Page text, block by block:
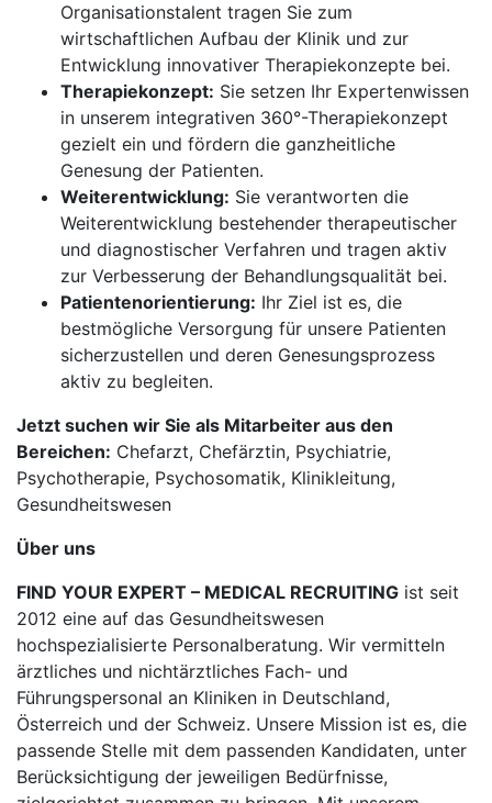
Organisationstalent tragen Sie zum
wirtschaftlichen Aufbau der Klinik und zur
Entwicklung innovativer Therapiekonzepte bei.
Therapiekonzept: Sie setzen Ihr Expertenwissen
in unserem integrativen 360°-Therapiekonzept
gezielt ein und fördern die ganzheitliche
Genesung der Patienten.
Weiterentwicklung: Sie verantworten die
Weiterentwicklung bestehender therapeutischer
und diagnostischer Verfahren und tragen aktiv
zur Verbesserung der Behandlungsqualität bei.
Patientenorientierung: Ihr Ziel ist es, die
bestmögliche Versorgung für unsere Patienten
sicherzustellen und deren Genesungsprozess
aktiv zu begleiten.
Jetzt suchen wir Sie als Mitarbeiter aus den
Bereichen: Chefarzt, Chefärztin, Psychiatrie,
Psychotherapie, Psychosomatik, Klinikleitung,
Gesundheitswesen
Über uns
FIND YOUR EXPERT – MEDICAL RECRUITING ist seit
2012 eine auf das Gesundheitswesen
hochspezialisierte Personalberatung. Wir vermitteln
ärztliches und nichtärztliches Fach- und
Führungspersonal an Kliniken in Deutschland,
Österreich und der Schweiz. Unsere Mission ist es, die
passende Stelle mit dem passenden Kandidaten, unter
Berücksichtigung der jeweiligen Bedürfnisse,